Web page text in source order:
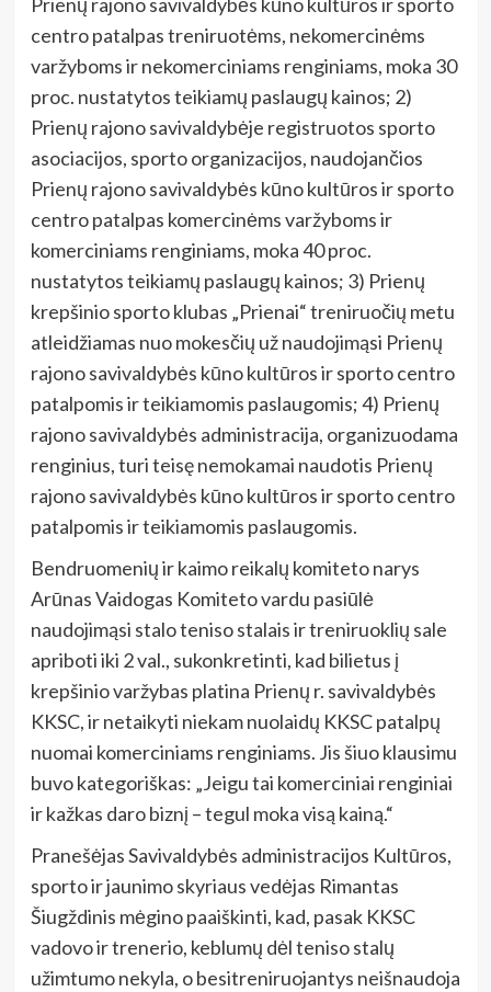
centro patalpas treniruotėms, nekomercinėms
varžyboms ir nekomerciniams renginiams, moka 30
proc. nustatytos teikiamų paslaugų kainos; 2)
Prienų rajono savivaldybėje registruotos sporto
asociacijos, sporto organizacijos, naudojančios
Prienų rajono savivaldybės kūno kultūros ir sporto
centro patalpas komercinėms varžyboms ir
komerciniams renginiams, moka 40 proc.
nustatytos teikiamų paslaugų kainos; 3) Prienų
krepšinio sporto klubas „Prienai“ treniruočių metu
atleidžiamas nuo mokesčių už naudojimąsi Prienų
rajono savivaldybės kūno kultūros ir sporto centro
patalpomis ir teikiamomis paslaugomis; 4) Prienų
rajono savivaldybės administracija, organizuodama
renginius, turi teisę nemokamai naudotis Prienų
rajono savivaldybės kūno kultūros ir sporto centro
patalpomis ir teikiamomis paslaugomis.
Bendruomenių ir kaimo reikalų komiteto narys
Arūnas Vaidogas Komiteto vardu pasiūlė
naudojimąsi stalo teniso stalais ir treniruoklių sale
apriboti iki 2 val., sukonkretinti, kad bilietus į
krepšinio varžybas platina Prienų r. savivaldybės
KKSC, ir netaikyti niekam nuolaidų KKSC patalpų
nuomai komerciniams renginiams. Jis šiuo klausimu
buvo kategoriškas: „Jeigu tai komerciniai renginiai
ir kažkas daro biznį – tegul moka visą kainą.“
Pranešėjas Savivaldybės administracijos Kultūros,
sporto ir jaunimo skyriaus vedėjas Rimantas
Šiugždinis mėgino paaiškinti, kad, pasak KKSC
vadovo ir trenerio, keblumų dėl teniso stalų
užimtumo nekyla, o besitreniruojantys neišnaudoja